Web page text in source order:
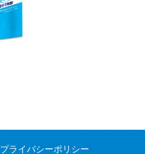
プライバシーポリシー